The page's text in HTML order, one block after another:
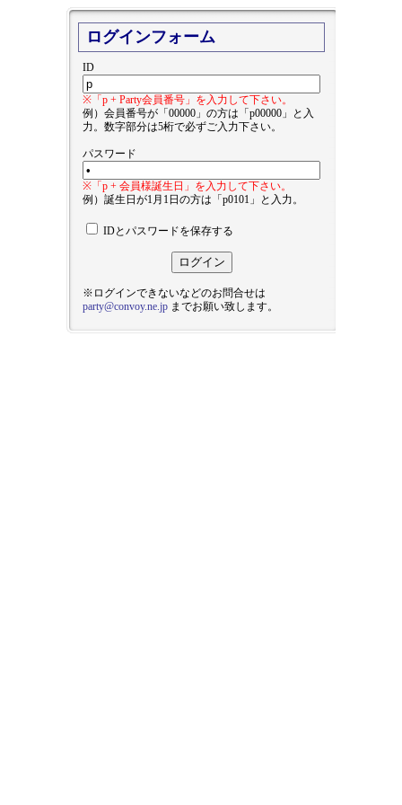
ログインフォーム
ID
※「p + Party会員番号」を入力して下さい。
例）会員番号が「00000」の方は「p00000」と入
力。数字部分は5桁で必ずご入力下さい。
パスワード
※「p + 会員様誕生日」を入力して下さい。
例）誕生日が1月1日の方は「p0101」と入力。
IDとパスワードを保存する
※ログインできないなどのお問合せは
party@convoy.ne.jp までお願い致します。